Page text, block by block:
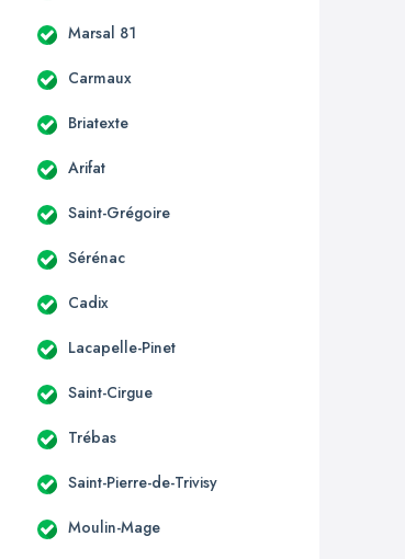
Marsal 81
Carmaux
Briatexte
Arifat
Saint-Grégoire
Sérénac
Cadix
Lacapelle-Pinet
Saint-Cirgue
Trébas
Saint-Pierre-de-Trivisy
Moulin-Mage